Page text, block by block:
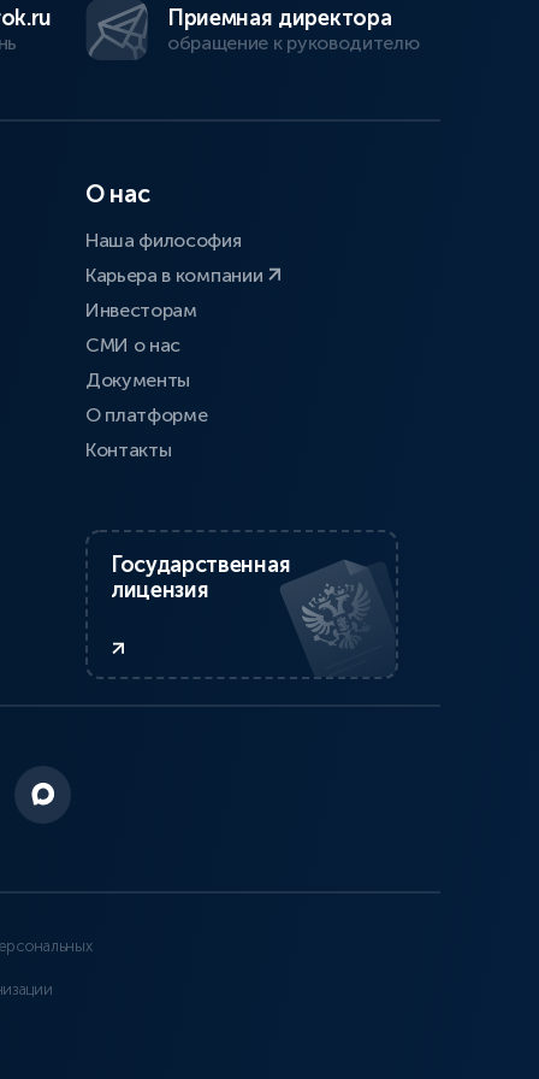
Приемная директора
обращение к руководителю
О нас
Наша философия
Карьера в компании
Инвесторам
СМИ о нас
Документы
О платформе
Контакты
Государственная
лицензия